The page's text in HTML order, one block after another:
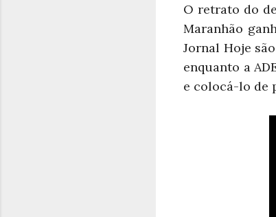
O retrato do
Maranhão
Jornal Hoje
enquanto a
e colocá-lo de